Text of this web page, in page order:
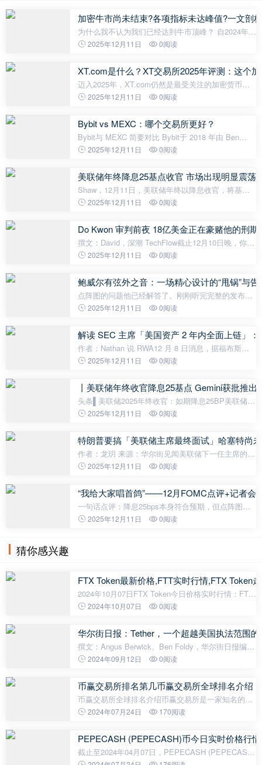
加密牛市尚未结束?各项指标未达峰值?一文剖析
为什么我不认为我们已经达到牛市顶峰？ 自2024年初
以来我就没做过这种预测了。 我们将要讨论的内容：
数PMI）50周移动平均线支撑近
2025年12月11日 0阅读
XT.com是什么？XT交易所2025年评测：这个
迈入2025年，XT.com仍然是最受关注的加密货币交
易所之一，拥有超过780万注册用户，每日交易量超
激烈的加密货币交易所领域是否仍能
2025年12月11日 0阅读
Bybit vs MEXC：哪个交易所更好？
Bybit与 MEXC 简要对比 Bybit于 2018 年由 Ben
Zhou 创立，是CoinMarketCap 上排名第二的交易
场而闻名。它为 200 个辖区的
2025年12月11日 0阅读
美联储年终降息25基点收官 市场出现明显震荡
Shaw，12月11日，美联储年终以降息收官，将基准
利率下调25个基点至3.50%-3.75%，为连续第三次会
此次美联储FOMC声明，以常规步伐降息，但暴
2025年12月11日 0阅读
Do Kwon 审判前夜 18亿美金正在豪赌他的刑期
撰文：David，深潮 TechFlow截止12月10日晚，你可
能没注意到的是，LUNA 代币的合约数据非常离谱。
LUNA 系列合约（含 LUNA 及 LUNA2）在全
2025年12月11日 0阅读
鲍威尔有弦外之音：一场精心设计的“甩锅”与告
点阵图的问题他已经解答了。刚刚听完完整的发布
会，最耐人寻味的，不是降息本身，是鲍威尔几个出
问及任期届满后是否留任，鲍威尔没
2025年12月11日 0阅读
解读 SEC 主席「美国资产 2 年内全面上链」
作者：Nathan 说 RWA12 月 8 日消息，据福布斯报
道，美国证券交易委员会 (SEC) 主席 Paul Atkins 在
市场将在未来两年内转向支撑比
2025年12月11日 0阅读
丨美联储年终收官降息25基点 Gemini获批推出
头条▌美联储2025年终收官：如期降息25BP美联储将
基准利率下调25个基点至3.50%-3.75%，为连续第三
点。▌Gemini获CFTC批准推出预测
2025年12月11日 0阅读
特朗普要搞「美联储主席最终面试」哈塞特尚
作者：龙玥 来源：华尔街见闻美联储下一任主席的遴
选正进入终局。尽管白宫国家经济委员会主任哈塞特
试，表明最终人选远未「板上钉钉
2025年12月11日 0阅读
“我给大家唱首鸽”——12月FOMC点评+记者会
一句话点评：降息25bps本身符合预期，但点阵图和
记者会信息比市场预期更鸽。这种鸽体现在三方面。
2025年12月11日 0阅读
猜你感兴趣
FTX Token最新价格,FTT实时行情,FTX Token
2024年10月07日FTX Token今日价格实时行情：FTX
Token 当前价格为 $2.4810，其 24 小时的交易量为
了 -7.59%。目前的 加密货币
2024年10月07日 0阅读
华尔街日报：Tether，一个超越美国执法范围
撰文：Angus Berwick、Ben Foldy，华尔街日报编
译：Luffy，Foresight News 一种不受监管的货币正在
去年，通过它网络流动的资金几乎与
2024年09月12日 0阅读
币赢交易所排名第几币赢交易所全球排名介绍
币赢交易所全球排名介绍币赢交易所是一家知名的数
字货币交易平台，深受全球投资者的青睐。它的交易
成功离不开其出色的平台功
2024年07月24日 170阅读
PEPECASH (PEPECASH)币今日实时价格行
截止至2024年04月07日，PEPECASH (PEPECASH)